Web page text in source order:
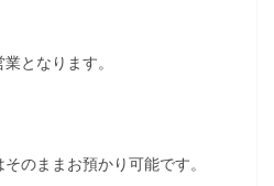
となります。
のままお預かり可能です。